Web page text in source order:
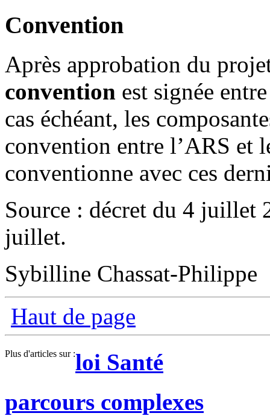
Convention
Après approbation du
convention est signée
cas échéant, les
convention entre l’ARS et
conventionne avec ces
Source : décret du 4 juillet
juillet.
Sybilline Chassat-Philippe
Haut de page
Plus d'articles sur :loi Santé
parcours complexes